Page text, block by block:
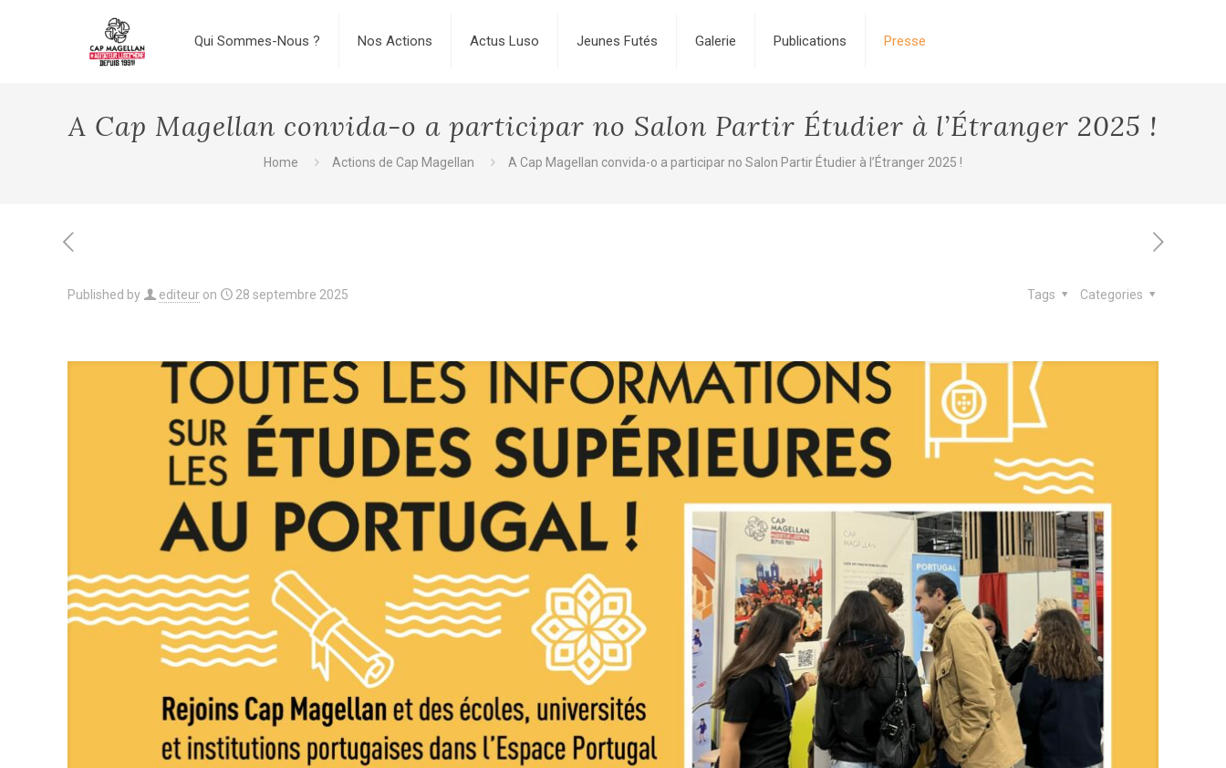
Qui Sommes-Nous ? Nos Actions Actus Luso Jeunes Futés Galerie Publications Presse
A Cap Magellan convida-o a participar no Salon Partir Étudier à l’Étranger 2025 !
Home Actions de Cap Magellan A Cap Magellan convida-o a participar no Salon Partir Étudier à l’Étranger 2025 !
Published by editeur on 28 septembre 2025 Categories
Tags